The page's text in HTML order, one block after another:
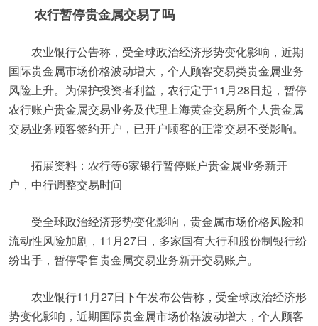
农行暂停贵金属交易了吗
农业银行公告称，受全球政治经济形势变化影响，近期
国际贵金属市场价格波动增大，个人顾客交易类贵金属业务
风险上升。为保护投资者利益，农行定于11月28日起，暂停
农行账户贵金属交易业务及代理上海黄金交易所个人贵金属
交易业务顾客签约开户，已开户顾客的正常交易不受影响。
拓展资料：农行等6家银行暂停账户贵金属业务新开
户，中行调整交易时间
受全球政治经济形势变化影响，贵金属市场价格风险和
流动性风险加剧，11月27日，多家国有大行和股份制银行纷
纷出手，暂停零售贵金属交易业务新开交易账户。
农业银行11月27日下午发布公告称，受全球政治经济形
势变化影响，近期国际贵金属市场价格波动增大，个人顾客